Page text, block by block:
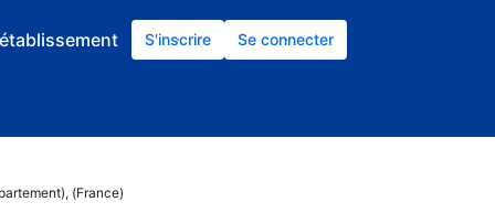
S'inscrire Se connecter
(France)